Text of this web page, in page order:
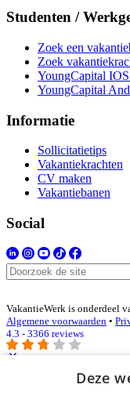
Studenten /
Zoek een
Zoek
YoungCapital
YoungCapital
Informatie
Sollicitatietips
Vakantiekrachten
CV maken
Vakantiebanen
Social
VakantieWerk is onderdeel
Algemene voorwaarden •
4.3 - 3366 reviews
Deze